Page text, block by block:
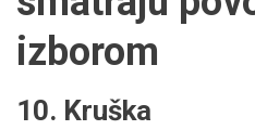
izborom
10. Kruška